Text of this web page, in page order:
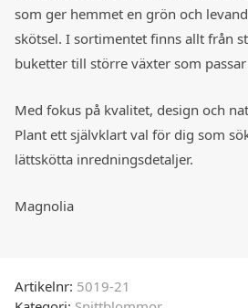
som ger hemmet en grön och
skötsel. I sortimentet finns allt från
buketter till större växter som
Med fokus på kvalitet, design och
Plant ett självklart val för dig som
lättskötta inredningsdetaljer.
Magnolia
Artikelnr: 5019-21